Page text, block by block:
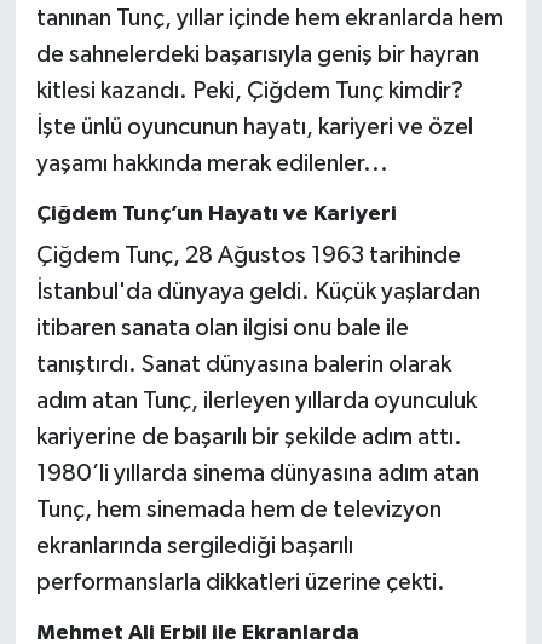
tanınan Tunç, yıllar içinde hem ekranlarda hem
de sahnelerdeki başarısıyla geniş bir hayran
kitlesi kazandı. Peki, Çiğdem Tunç kimdir?
İşte ünlü oyuncunun hayatı, kariyeri ve özel
yaşamı hakkında merak edilenler...
Çiğdem Tunç’un Hayatı ve Kariyeri
Çiğdem Tunç, 28 Ağustos 1963 tarihinde
İstanbul'da dünyaya geldi. Küçük yaşlardan
itibaren sanata olan ilgisi onu bale ile
tanıştırdı. Sanat dünyasına balerin olarak
adım atan Tunç, ilerleyen yıllarda oyunculuk
kariyerine de başarılı bir şekilde adım attı.
1980’li yıllarda sinema dünyasına adım atan
Tunç, hem sinemada hem de televizyon
ekranlarında sergilediği başarılı
performanslarla dikkatleri üzerine çekti.
Mehmet Ali Erbil ile Ekranlarda